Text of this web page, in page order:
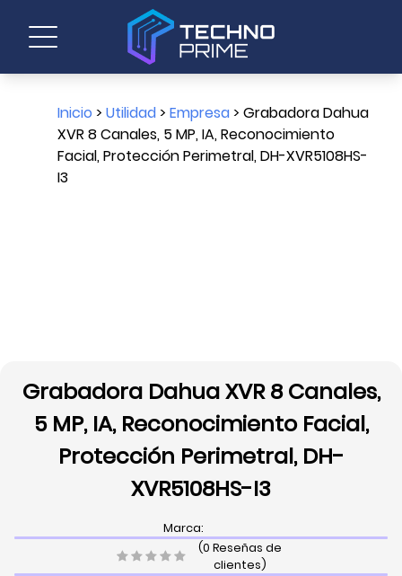
Inicio > Utilidad> Empresa> Grabadora Dahua
XVR 8 Canales, 5 MP, IA, Reconocimiento
Facial, Protección Perimetral, DH-XVR5108HS-
I3
Grabadora Dahua XVR 8 Canales,
5 MP, IA, Reconocimiento Facial,
Protección Perimetral, DH-
XVR5108HS-I3
Marca:
(0 Reseñas de
clientes)